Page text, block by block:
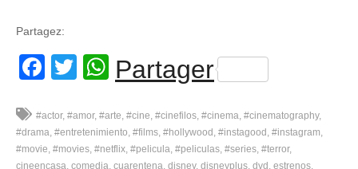
Partagez:
Facebook
Twitter
WhatsApp
Partager
#actor #amor #arte #cine #cinefilos #cinema #cinematography
#drama #entretenimiento #films #hollywood #instagood #instagram
#movie #movies #netflix #pelicula #peliculas #series #terror
cineencasa comedia cuarentena disney disneyplus dvd estrenos